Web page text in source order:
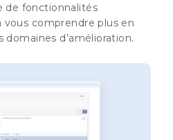
de fonctionnalités
vous comprendre plus en
d’amélioration.